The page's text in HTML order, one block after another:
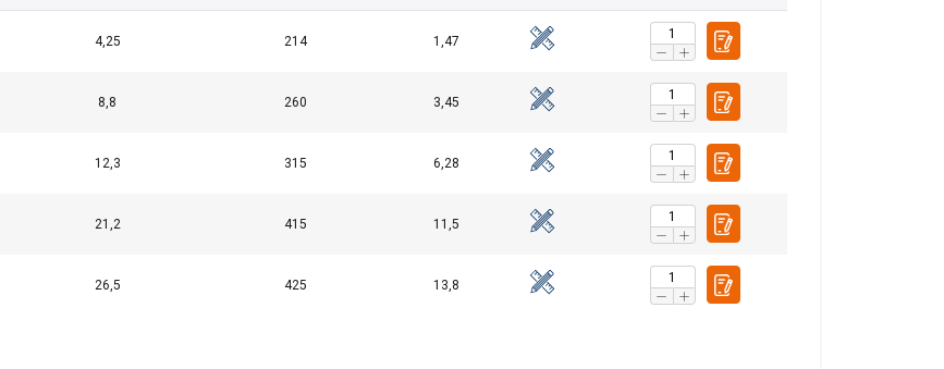
4,25 214 1,47
8,8 260 3,45
12,3 315 6,28
21,2 415 11,5
26,5 425 13,8 FINNISH